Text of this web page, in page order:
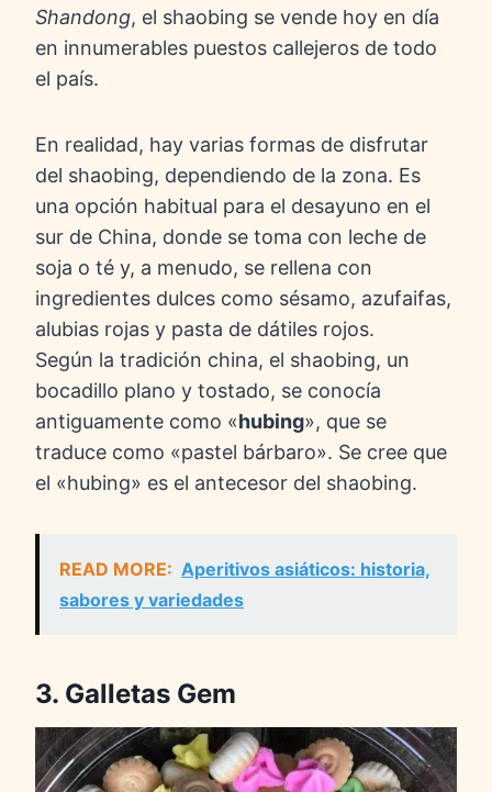
Shandong, el shaobing se vende hoy en día
en innumerables puestos callejeros de todo
el país.
En realidad, hay varias formas de disfrutar
del shaobing, dependiendo de la zona. Es
una opción habitual para el desayuno en el
sur de China, donde se toma con leche de
soja o té y, a menudo, se rellena con
ingredientes dulces como sésamo, azufaifas,
alubias rojas y pasta de dátiles rojos.
Según la tradición china, el shaobing, un
bocadillo plano y tostado, se conocía
antiguamente como «hubing», que se
traduce como «pastel bárbaro». Se cree que
el «hubing» es el antecesor del shaobing.
READ MORE: Aperitivos asiáticos: historia,
sabores y variedades
3. Galletas Gem